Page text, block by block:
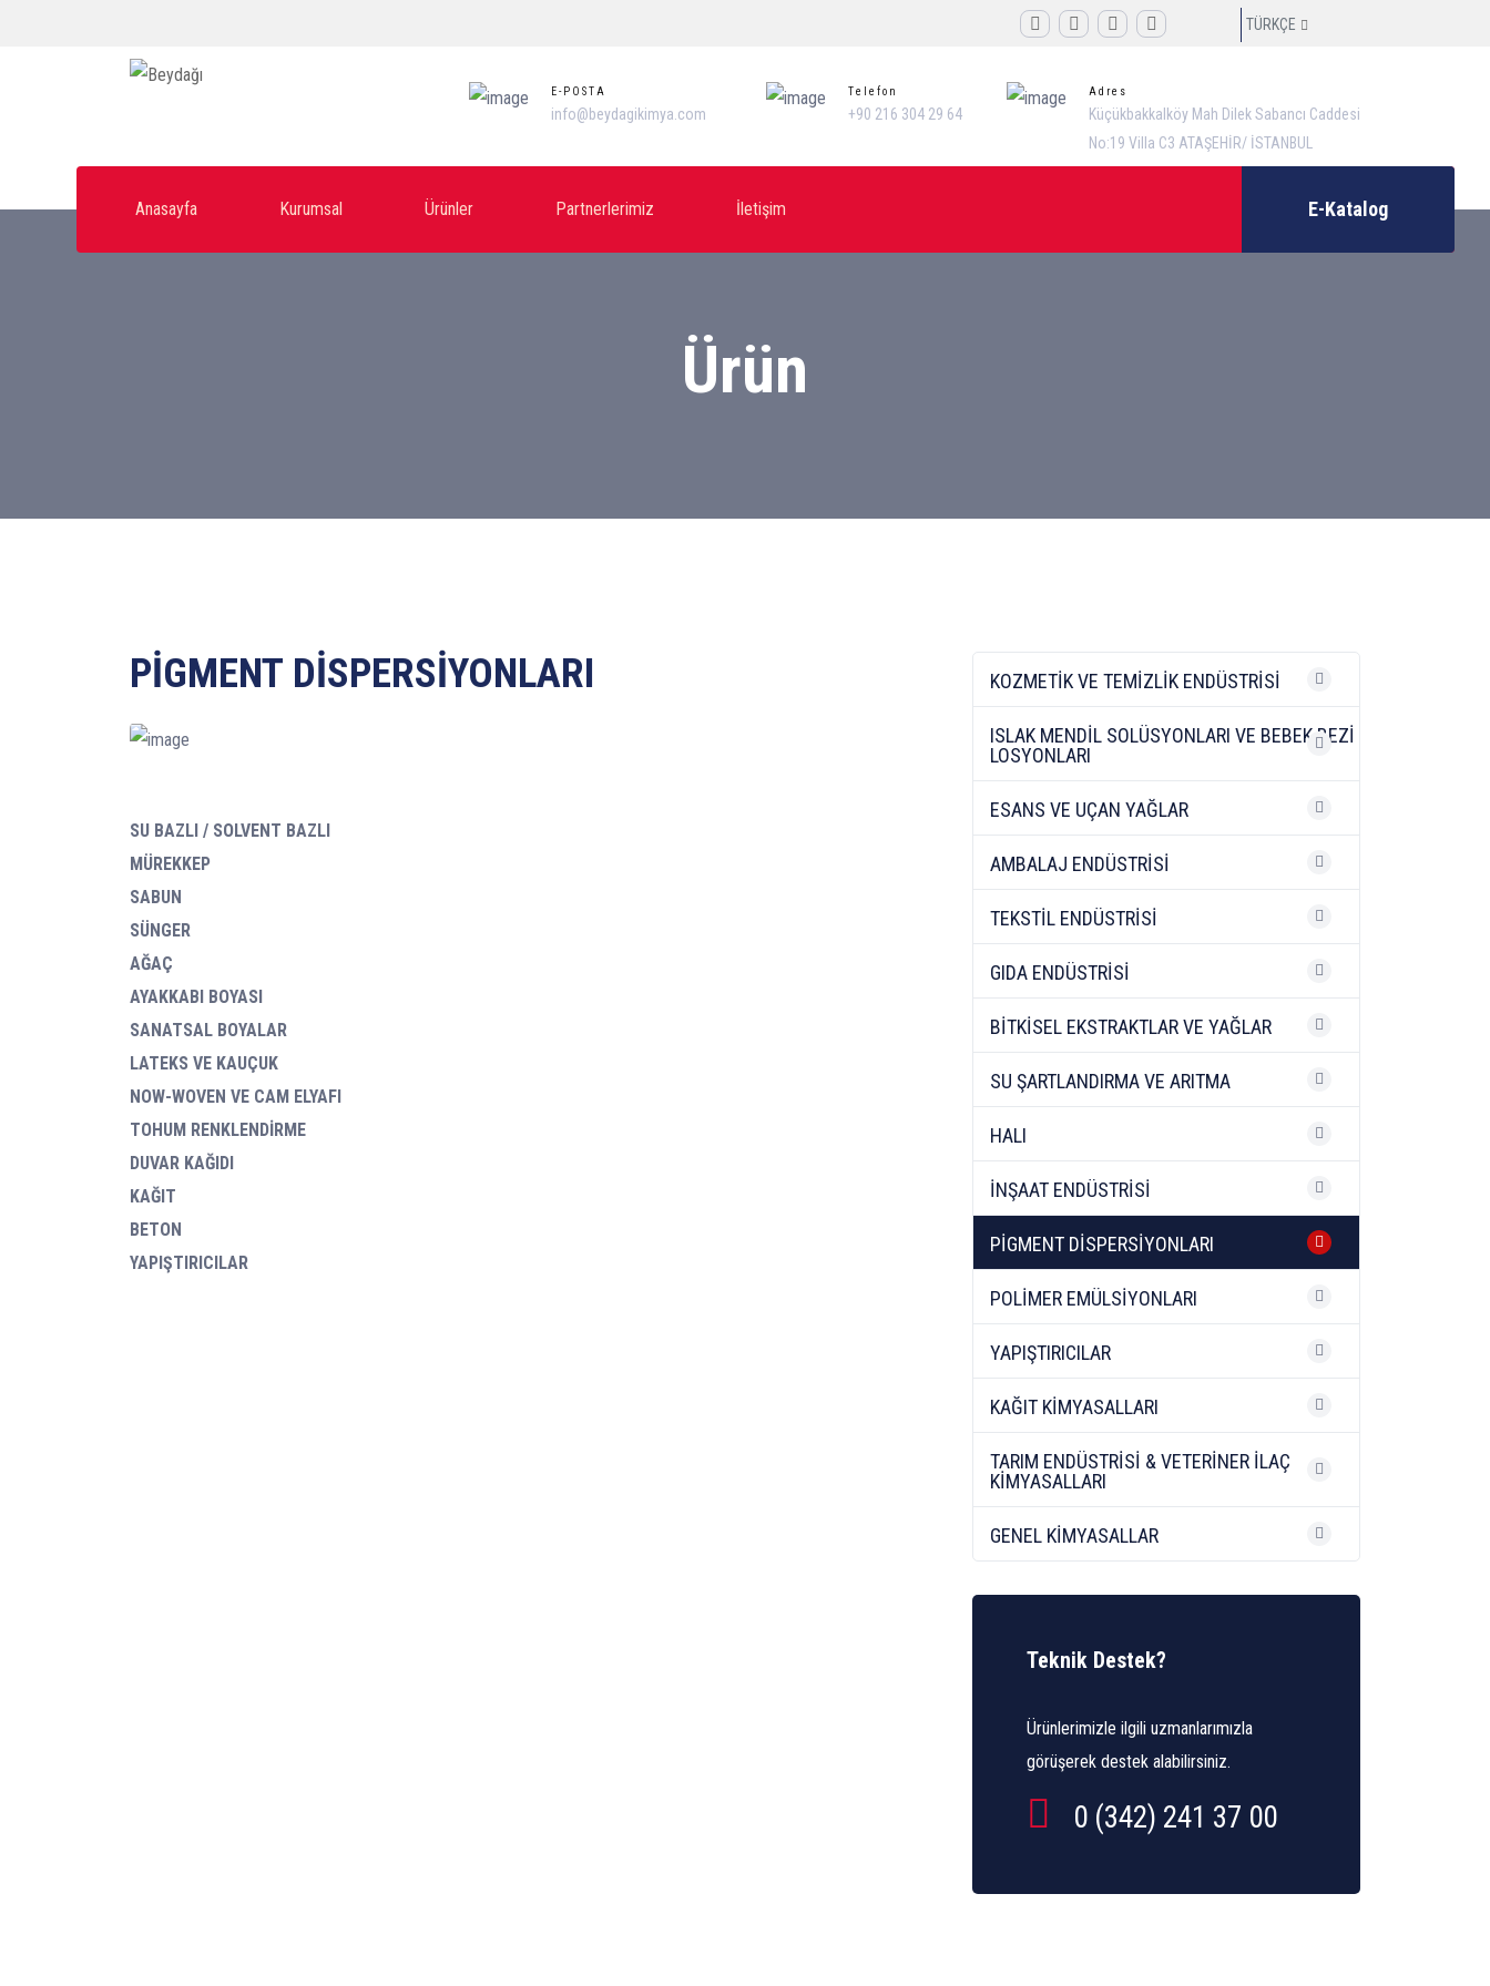
TÜRKÇE
E-POSTA
info@beydagikimya.com
Telefon
+90 216 304 29 64
Adres
Küçükbakkalköy Mah Dilek Sabancı Caddesi
No:19 Villa C3 ATAŞEHİR/ İSTANBUL
Anasayfa Kurumsal Ürünler Partnerlerimiz İletişim E-Katalog
Ürün
PİGMENT DİSPERSİYONLARI
SU BAZLI / SOLVENT BAZLI
MÜREKKEP
SABUN
SÜNGER
AĞAÇ
AYAKKABI BOYASI
SANATSAL BOYALAR
LATEKS VE KAUÇUK
NOW-WOVEN VE CAM ELYAFI
TOHUM RENKLENDİRME
DUVAR KAĞIDI
KAĞIT
BETON
YAPIŞTIRICILAR
KOZMETİK VE TEMİZLİK ENDÜSTRİSİ
ISLAK MENDİL SOLÜSYONLARI VE BEBEK BEZİ
LOSYONLARI
ESANS VE UÇAN YAĞLAR
AMBALAJ ENDÜSTRİSİ
TEKSTİL ENDÜSTRİSİ
GIDA ENDÜSTRİSİ
BİTKİSEL EKSTRAKTLAR VE YAĞLAR
SU ŞARTLANDIRMA VE ARITMA
HALI
İNŞAAT ENDÜSTRİSİ
PİGMENT DİSPERSİYONLARI
POLİMER EMÜLSİYONLARI
YAPIŞTIRICILAR
KAĞIT KİMYASALLARI
TARIM ENDÜSTRİSİ & VETERİNER İLAÇ
KİMYASALLARI
GENEL KİMYASALLAR
Teknik Destek?
Ürünlerimizle ilgili uzmanlarımızla
görüşerek destek alabilirsiniz.
0 (342) 241 37 00